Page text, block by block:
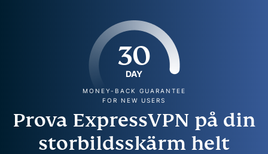
30
DAY
MONEY-BACK GUARANTEE
FOR NEW USERS
Prova ExpressVPN på din
storbildsskärm helt